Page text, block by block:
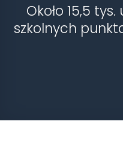
Około 15,5
szkolnych